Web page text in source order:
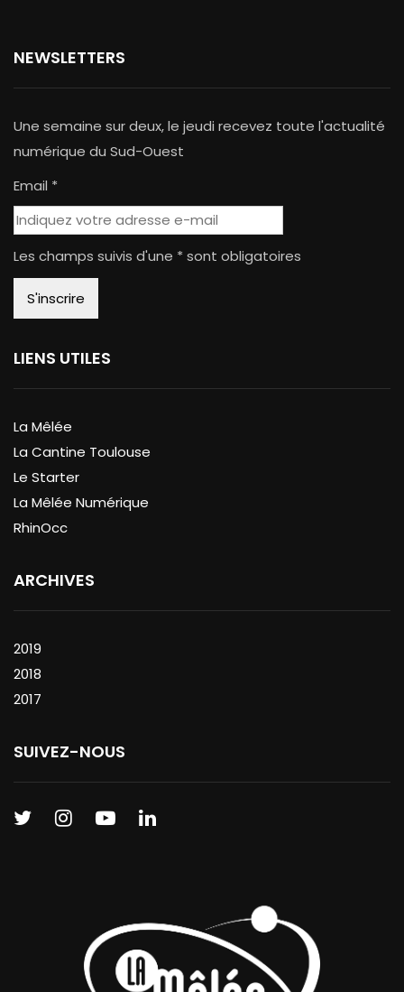
NEWSLETTERS
Une semaine sur deux, le jeudi recevez toute l'actualité
numérique du Sud-Ouest
Email *
Les champs suivis d'une * sont obligatoires
LIENS UTILES
La Mêlée
La Cantine Toulouse
Le Starter
La Mêlée Numérique
RhinOcc
ARCHIVES
2019
2018
2017
SUIVEZ-NOUS